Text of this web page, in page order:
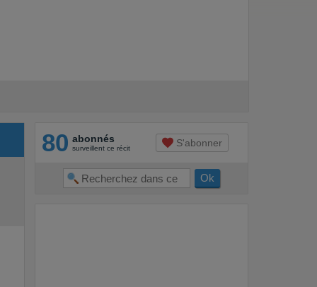
80 abonnés
surveillent ce récit S'abonner